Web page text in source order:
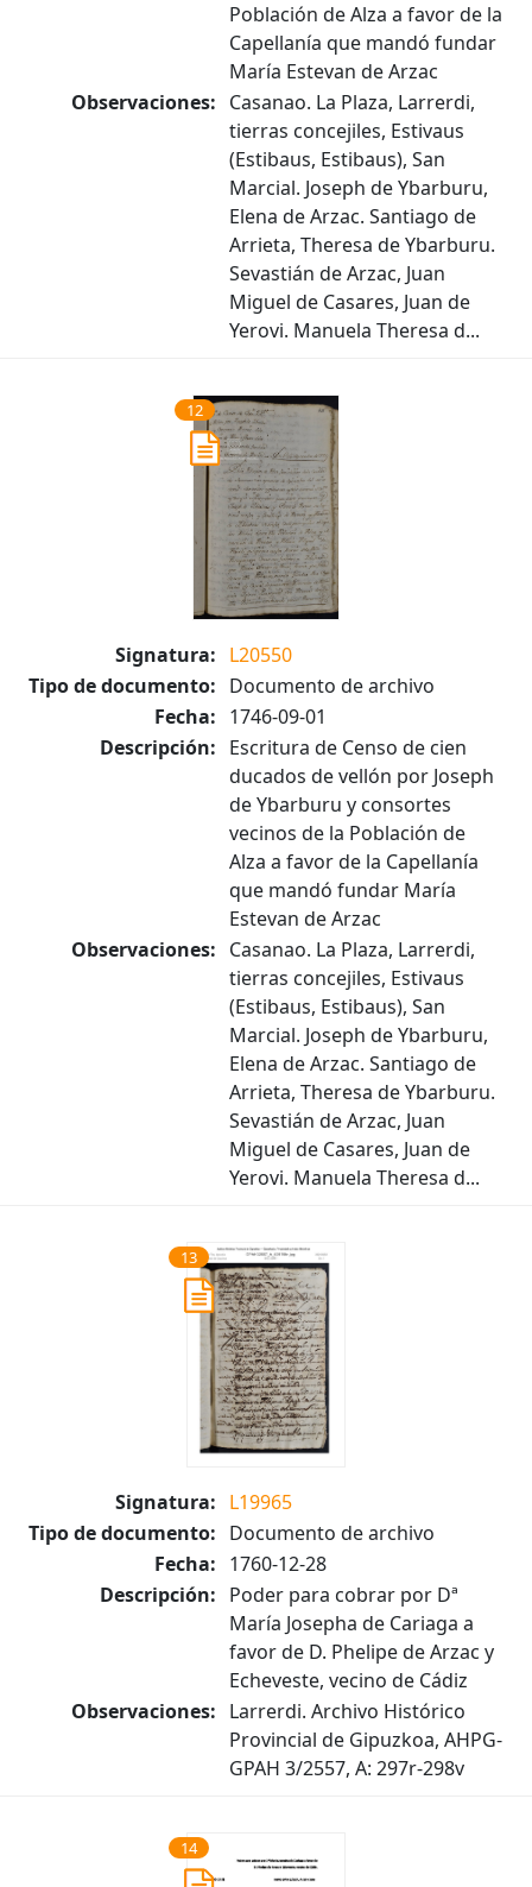
Población de Alza a favor de la
Capellanía que mandó fundar
María Estevan de Arzac
Observaciones: Casanao. La Plaza, Larrerdi,
tierras concejiles, Estivaus
(Estibaus, Estibaus), San
Marcial. Joseph de Ybarburu,
Elena de Arzac. Santiago de
Arrieta, Theresa de Ybarburu.
Sevastián de Arzac, Juan
Miguel de Casares, Juan de
Yerovi. Manuela Theresa d...
12
Signatura: L20550
Tipo de documento: Documento de archivo
Fecha: 1746-09-01
Descripción: Escritura de Censo de cien
ducados de vellón por Joseph
de Ybarburu y consortes
vecinos de la Población de
Alza a favor de la Capellanía
que mandó fundar María
Estevan de Arzac
Observaciones: Casanao. La Plaza, Larrerdi,
tierras concejiles, Estivaus
(Estibaus, Estibaus), San
Marcial. Joseph de Ybarburu,
Elena de Arzac. Santiago de
Arrieta, Theresa de Ybarburu.
Sevastián de Arzac, Juan
Miguel de Casares, Juan de
Yerovi. Manuela Theresa d...
13
Signatura: L19965
Tipo de documento: Documento de archivo
Fecha: 1760-12-28
Descripción: Poder para cobrar por Dª
María Josepha de Cariaga a
favor de D. Phelipe de Arzac y
Echeveste, vecino de Cádiz
Observaciones: Larrerdi. Archivo Histórico
Provincial de Gipuzkoa, AHPG-
GPAH 3/2557, A: 297r-298v
14